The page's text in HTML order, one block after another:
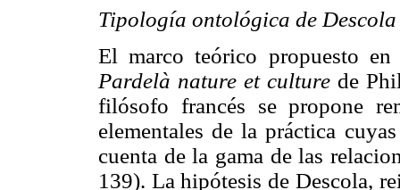
Tipología ontológica de Descola
El marco teórico propuesto
Pardelà nature et culture de
filósofo francés se propone
elementales de la práctica
cuenta de la gama de las
139). La hipótesis de Descola,